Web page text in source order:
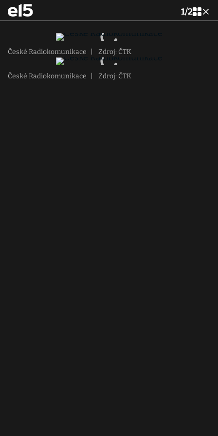
1/2
České Radiokomunikace Zdroj: ČTK
České Radiokomunikace Zdroj: ČTK